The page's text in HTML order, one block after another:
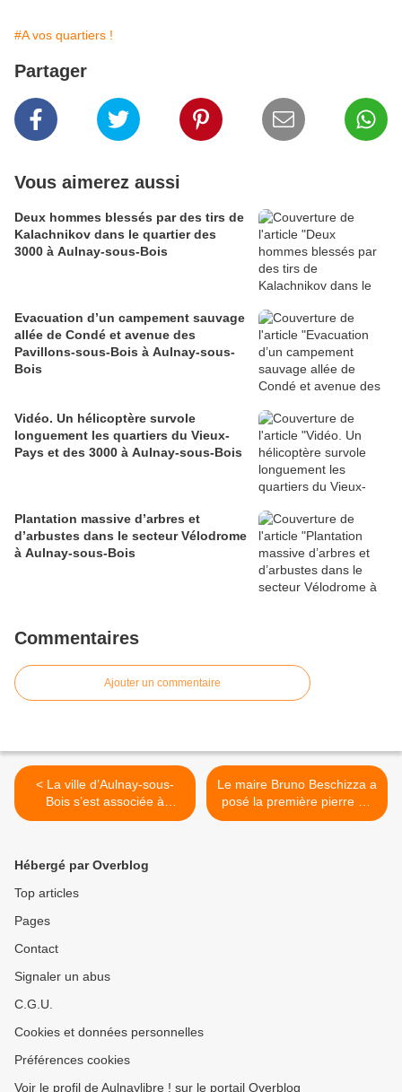
#A vos quartiers !
Partager
Vous aimerez aussi
Deux hommes blessés par des tirs de
Kalachnikov dans le quartier des
3000 à Aulnay-sous-Bois
Evacuation d’un campement sauvage
allée de Condé et avenue des
Pavillons-sous-Bois à Aulnay-sous-
Bois
Vidéo. Un hélicoptère survole
longuement les quartiers du Vieux-
Pays et des 3000 à Aulnay-sous-Bois
Plantation massive d’arbres et
d’arbustes dans le secteur Vélodrome
à Aulnay-sous-Bois
Commentaires
Ajouter un commentaire
< La ville d’Aulnay-sous-
Bois s’est associée à
l’hommage national rendu
Le maire Bruno Beschizza a
posé la première pierre de
la future super piscine à
Hébergé par Overblog
Top articles
Pages
Contact
Signaler un abus
C.G.U.
Cookies et données personnelles
Préférences cookies
Voir le profil de Aulnaylibre ! sur le portail Overblog